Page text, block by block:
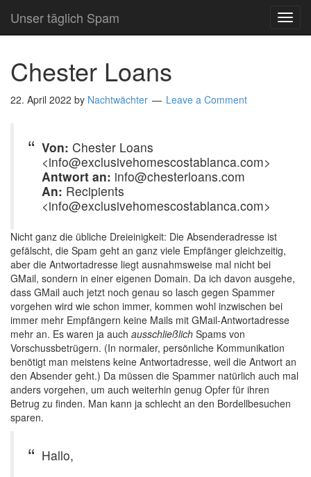
Unser täglich Spam
Chester Loans
22. April 2022 by Nachtwächter Leave a Comment
Von: Chester Loans
<info@exclusivehomescostablanca.com>
Antwort an: info@chesterloans.com
An: Recipients
<info@exclusivehomescostablanca.com>
Nicht ganz die übliche Dreieinigkeit: Die Absenderadresse ist
gefälscht, die Spam geht an ganz viele Empfänger gleichzeitig,
aber die Antwortadresse liegt ausnahmsweise mal nicht bei
GMail, sondern in einer eigenen Domain. Da ich davon ausgehe,
dass GMail auch jetzt noch genau so lasch gegen Spammer
vorgehen wird wie schon immer, kommen wohl inzwischen bei
immer mehr Empfängern keine Mails mit GMail-Antwortadresse
mehr an. Es waren ja auch ausschließlich Spams von
Vorschussbetrügern. (In normaler, persönliche Kommunikation
benötigt man meistens keine Antwortadresse, weil die Antwort an
den Absender geht.) Da müssen die Spammer natürlich auch mal
anders vorgehen, um auch weiterhin genug Opfer für ihren
Betrug zu finden. Man kann ja schlecht an den Bordellbesuchen
sparen.
Hallo,